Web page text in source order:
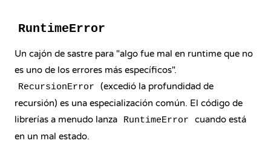
RuntimeError
Un cajón de sastre para "algo fue mal en runtime que no
es uno de los errores más específicos".
RecursionError
(excedió la profundidad de
recursión) es una especialización común. El código de
librerías a menudo lanza
RuntimeError
cuando está
en un mal estado.